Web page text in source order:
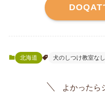
DOQAT
北海道 犬のしつけ教室なし
よかったら